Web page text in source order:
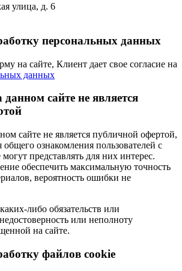
улица, д. 6
персональных данных
на сайте, Клиент дает свое согласие на
данных
сайте не является
сайте не является публичной офертой,
общего ознакомления пользователей с
представлять для них интерес.
обеспечить максимальную точность
вероятность ошибки не
либо обязательств или
или неполноту
на сайте.
файлов cookie